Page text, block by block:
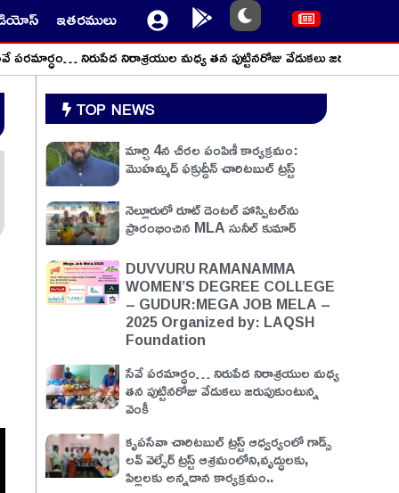
ఇతరములు
నిరుపేద నిరాశ్రయుల మధ్య తన పుట్టినరోజు వేడుకలు జరుపుకుంటున్న
TOP NEWS
మార్చి 4న చీరల పంపిణీ కార్యక్రమం:
మొహమ్మద్ ఫక్రుద్దీన్ చారిటబుల్ ట్రస్ట్
నెల్లూరులో రూట్ డెంటల్ హాస్పిటల్‌ను
ప్రారంభించిన MLA సునీల్ కుమార్
DUVVURU RAMANAMMA
WOMEN’S DEGREE COLLEGE
– GUDUR:MEGA JOB MELA –
2025 Organized by: LAQSH
Foundation
సేవే పరమార్ధం… నిరుపేద నిరాశ్రయుల మధ్య
తన పుట్టినరోజు వేడుకలు జరుపుకుంటున్న
వెంకీ
కృపసేవా చారిటబుల్ ట్రస్ట్ ఆధ్వర్యంలో గాడ్స్
లవ్ వెల్ఫేర్ ట్రస్ట్ ఆశ్రమంలోని,వృద్ధులకు,
పిల్లలకు అన్నదాన కార్యక్రమం..